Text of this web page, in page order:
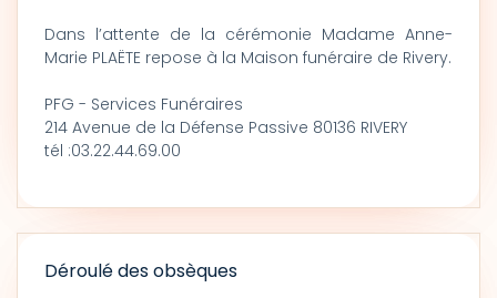
Dans l’attente de la cérémonie Madame Anne-
Marie PLAËTE repose à la Maison funéraire de Rivery.
PFG - Services Funéraires
214 Avenue de la Défense Passive 80136 RIVERY
tél :03.22.44.69.00
Déroulé des obsèques